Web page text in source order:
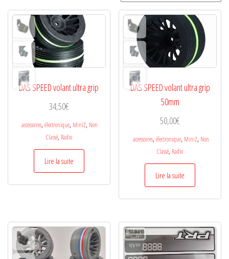
DAS SPEED volant ultra grip
34,50€
accessoires,électronique, MiniZ, Non
Classé, Radio
Lire la suite
DAS SPEED volant ultra grip
50mm
50,00€
accessoires,électronique, MiniZ, Non
Classé, Radio
Lire la suite